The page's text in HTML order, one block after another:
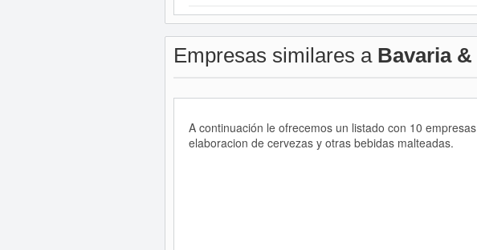
Empresas similares a Bavaria &
A continuación le ofrecemos un listado con 10
elaboracion de cervezas y otras bebidas malteadas.